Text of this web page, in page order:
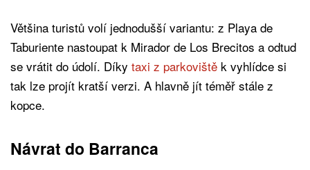
Většina turistů volí jednodušší variantu: z Playa de
Taburiente nastoupat k Mirador de Los Brecitos a odtud
se vrátit do údolí. Díky taxi z parkoviště k vyhlídce si
tak lze projít kratší verzi. A hlavně jít téměř stále z
kopce.
Návrat do Barranca